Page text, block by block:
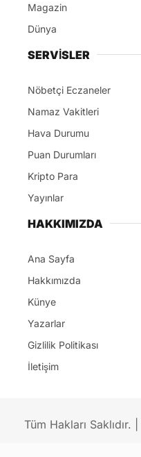
Magazin
Dünya
SERVİSLER
Nöbetçi Eczaneler
Namaz Vakitleri
Hava Durumu
Puan Durumları
Kripto Para
Yayınlar
HAKKIMIZDA
Ana Sayfa
Hakkımızda
Künye
Yazarlar
Gizlilik Politikası
İletişim
Tüm Hakları Saklıdır. |